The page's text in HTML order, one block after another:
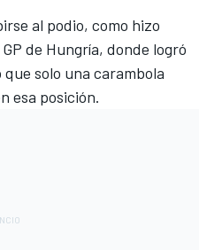
al podio, como hizo
de Hungría, donde logró
solo una carambola
esa posición.